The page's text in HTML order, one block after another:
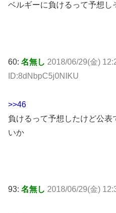
ベルギーに負けるって予想し
60: 名無し 2018/06/29(金)
ID:8dNbpC5j0NIKU
>>46
負けるって予想したけど公
いか
93: 名無し 2018/06/29(金)